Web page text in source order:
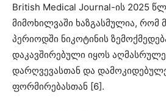
British Medical Journal-ის 2025
მიმოხილვაში ხაზგასმულია, რომ
პერიოდში ნიკოტინის
დაკავშირებული იყოს
დარღვევასთან და
ფორმირებასთან [6].